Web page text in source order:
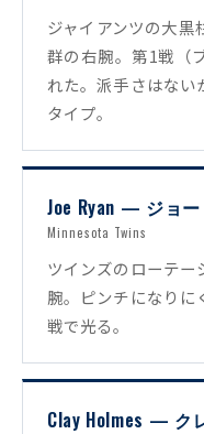
ジャイアンツの大
群の右腕。第1戦（
れた。派手さはない
タイプ。
Joe Ryan — ジョ
Minnesota Twins
ツインズのローテー
腕。ピンチになりに
戦で光る。
Clay Holmes — ク